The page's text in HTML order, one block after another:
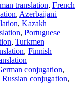
translation, French
, Azerbaijani
, Kazakh
, Portuguese
, Turkmen
, Finnish
conjugation,
Russian conjugation,